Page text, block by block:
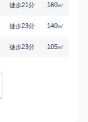
徒歩21分 160㎡
徒歩23分 140㎡
徒歩23分 105㎡